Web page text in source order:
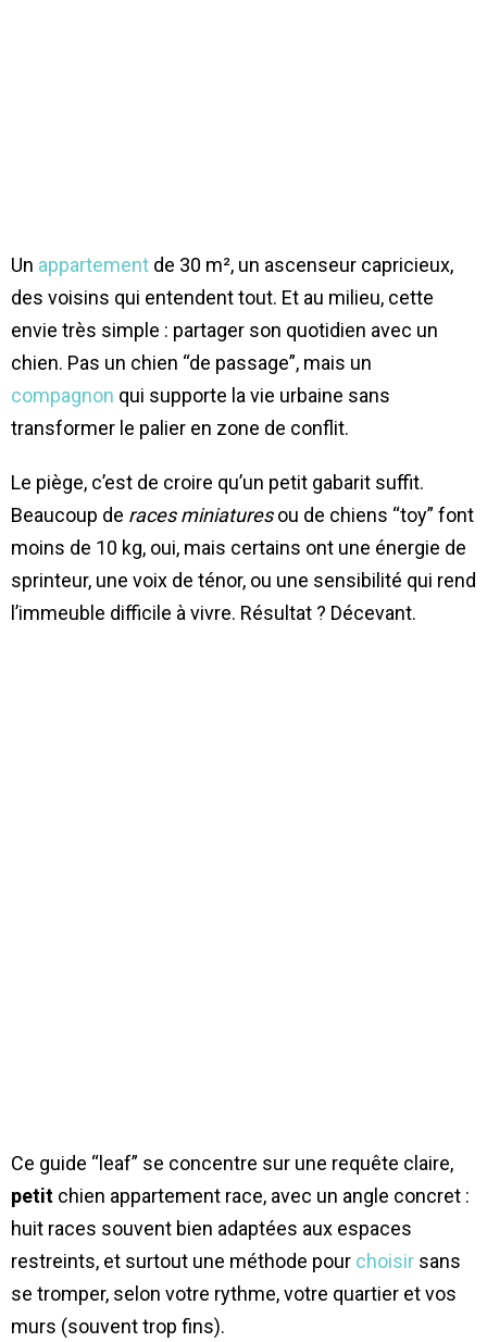
Un appartement de 30 m², un ascenseur capricieux,
des voisins qui entendent tout. Et au milieu, cette
envie très simple : partager son quotidien avec un
chien. Pas un chien “de passage”, mais un
compagnon qui supporte la vie urbaine sans
transformer le palier en zone de conflit.
Le piège, c’est de croire qu’un petit gabarit suffit.
Beaucoup de races miniaturesou de chiens “toy” font
moins de 10 kg, oui, mais certains ont une énergie de
sprinteur, une voix de ténor, ou une sensibilité qui rend
l’immeuble difficile à vivre. Résultat ? Décevant.
Ce guide “leaf” se concentre sur une requête claire,
petit chien appartement race, avec un angle concret :
huit races souvent bien adaptées aux espaces
restreints, et surtout une méthode pour choisir sans
se tromper, selon votre rythme, votre quartier et vos
murs (souvent trop fins).